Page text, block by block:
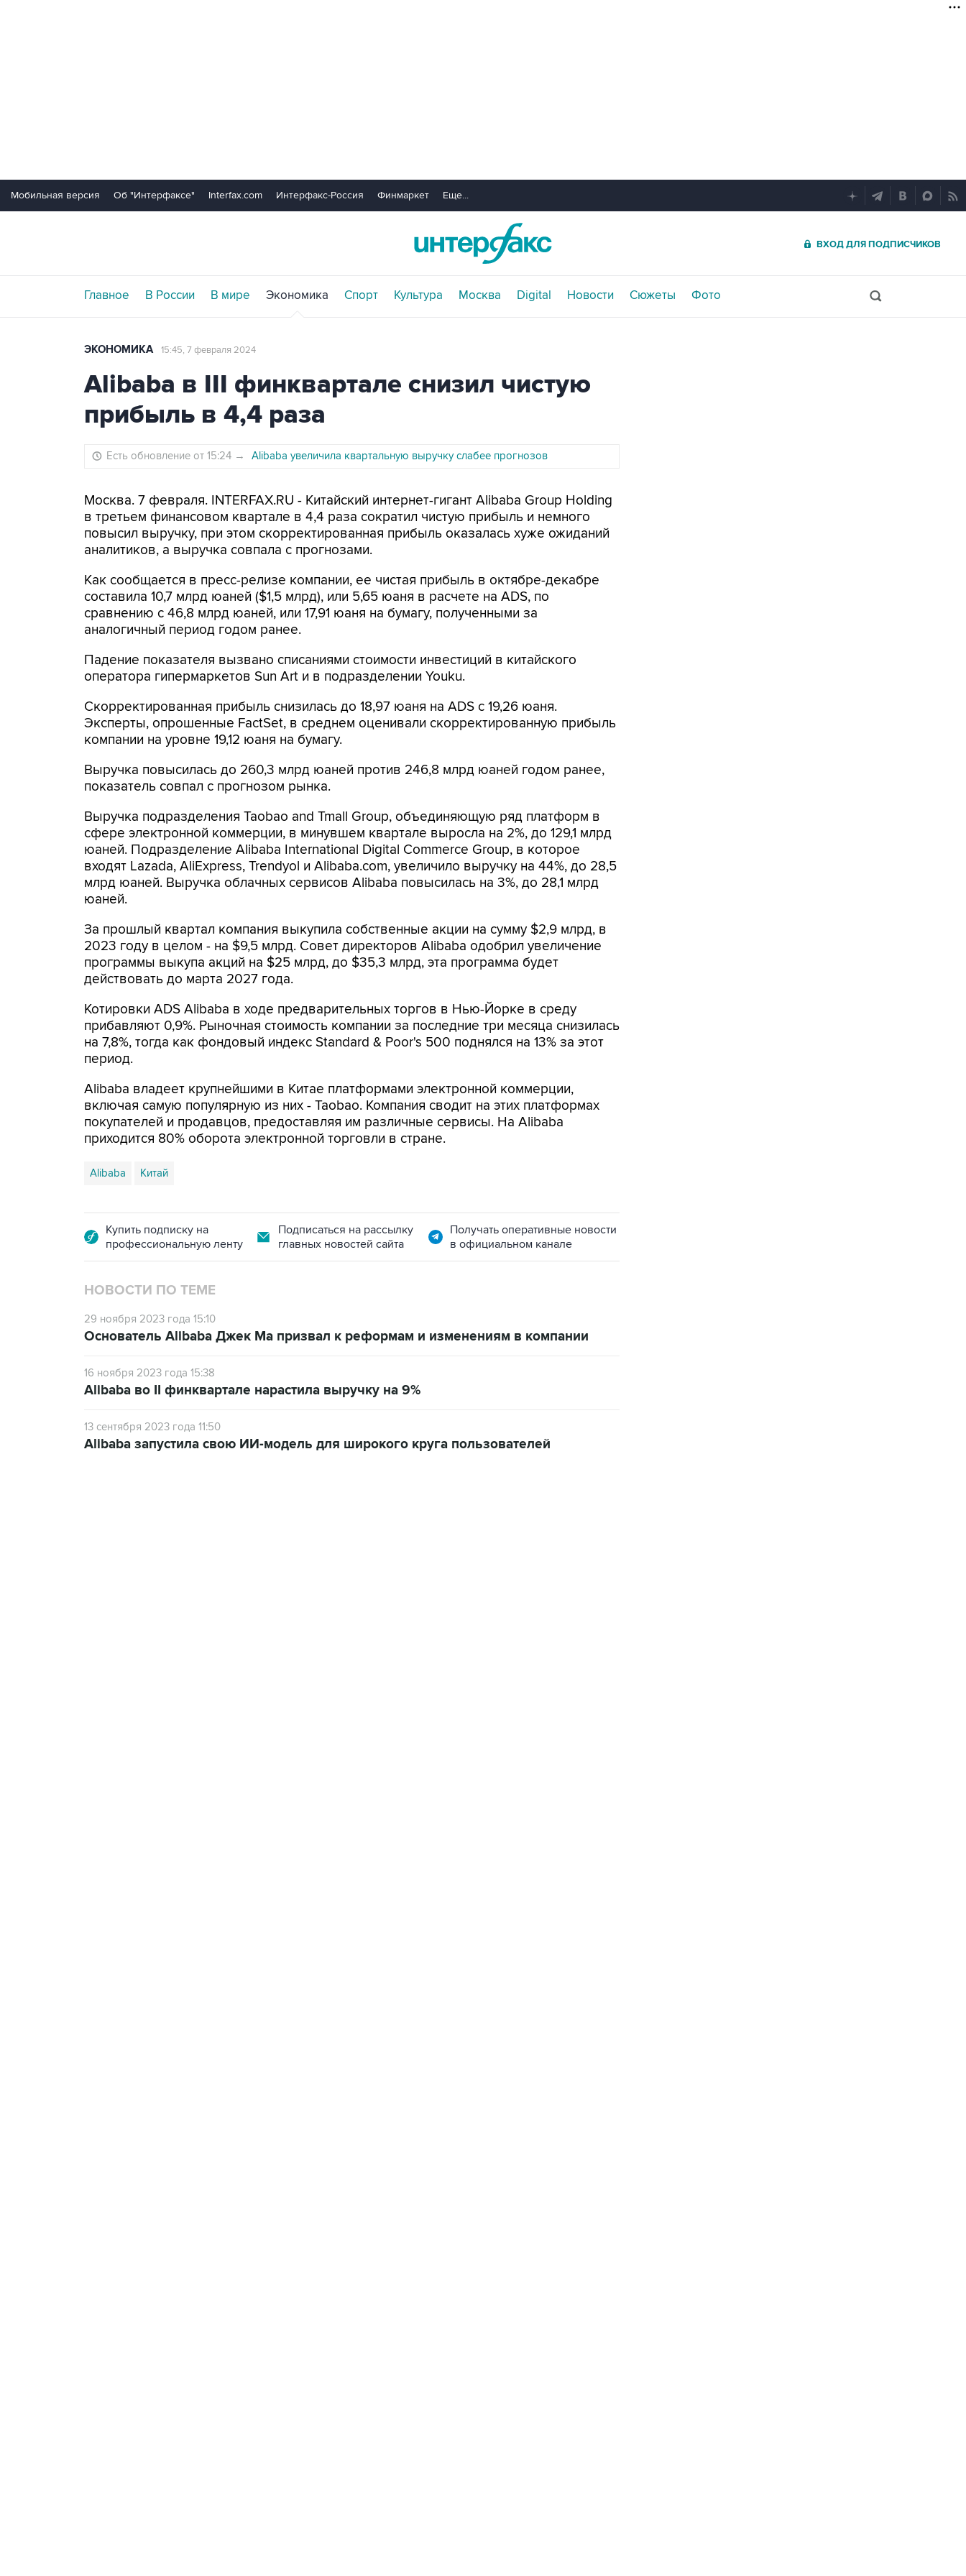
Мобильная версия Об "Интерфаксе" Interfax.com Интерфакс-Россия Финмаркет Еще...
ВХОД ДЛЯ ПОДПИСЧИКОВ
Главное В России В мире Экономика Спорт Культура Москва Digital Новости Сюжеты Фото
ЭКОНОМИКА 15:45, 7 февраля 2024
Alibaba в III финквартале снизил чистую
прибыль в 4,4 раза
Есть обновление от 15:24 → Alibaba увеличила квартальную выручку слабее прогнозов
Москва. 7 февраля. INTERFAX.RU - Китайский интернет-гигант Alibaba Group Holding
в третьем финансовом квартале в 4,4 раза сократил чистую прибыль и немного
повысил выручку, при этом скорректированная прибыль оказалась хуже ожиданий
аналитиков, а выручка совпала с прогнозами.
Как сообщается в пресс-релизе компании, ее чистая прибыль в октябре-декабре
составила 10,7 млрд юаней ($1,5 млрд), или 5,65 юаня в расчете на ADS, по
сравнению с 46,8 млрд юаней, или 17,91 юаня на бумагу, полученными за
аналогичный период годом ранее.
Падение показателя вызвано списаниями стоимости инвестиций в китайского
оператора гипермаркетов Sun Art и в подразделении Youku.
Скорректированная прибыль снизилась до 18,97 юаня на ADS с 19,26 юаня.
Эксперты, опрошенные FactSet, в среднем оценивали скорректированную прибыль
компании на уровне 19,12 юаня на бумагу.
Выручка повысилась до 260,3 млрд юаней против 246,8 млрд юаней годом ранее,
показатель совпал с прогнозом рынка.
Выручка подразделения Taobao and Tmall Group, объединяющую ряд платформ в
сфере электронной коммерции, в минувшем квартале выросла на 2%, до 129,1 млрд
юаней. Подразделение Alibaba International Digital Commerce Group, в которое
входят Lazada, AliExpress, Trendyol и Alibaba.com, увеличило выручку на 44%, до 28,5
млрд юаней. Выручка облачных сервисов Alibaba повысилась на 3%, до 28,1 млрд
юаней.
За прошлый квартал компания выкупила собственные акции на сумму $2,9 млрд, в
2023 году в целом - на $9,5 млрд. Совет директоров Alibaba одобрил увеличение
программы выкупа акций на $25 млрд, до $35,3 млрд, эта программа будет
действовать до марта 2027 года.
Котировки ADS Alibaba в ходе предварительных торгов в Нью-Йорке в среду
прибавляют 0,9%. Рыночная стоимость компании за последние три месяца снизилась
на 7,8%, тогда как фондовый индекс Standard & Poor's 500 поднялся на 13% за этот
период.
Alibaba владеет крупнейшими в Китае платформами электронной коммерции,
включая самую популярную из них - Taobao. Компания сводит на этих платформах
покупателей и продавцов, предоставляя им различные сервисы. На Alibaba
приходится 80% оборота электронной торговли в стране.
Alibaba Китай
Купить подписку на
профессиональную ленту
Подписаться на рассылку
главных новостей сайта
Получать оперативные новости
в официальном канале
НОВОСТИ ПО ТЕМЕ
29 ноября 2023 года 15:10
Основатель Alibaba Джек Ма призвал к реформам и изменениям в компании
16 ноября 2023 года 15:38
Alibaba во II финквартале нарастила выручку на 9%
13 сентября 2023 года 11:50
Alibaba запустила свою ИИ-модель для широкого круга пользователей